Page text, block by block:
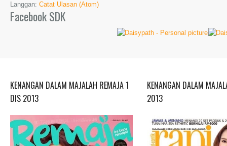
Langgan: Catat Ulasan (Atom)
Facebook SDK
KENANGAN DALAM MAJALAH REMAJA 1
DIS 2013
KENANGAN DALAM
2013